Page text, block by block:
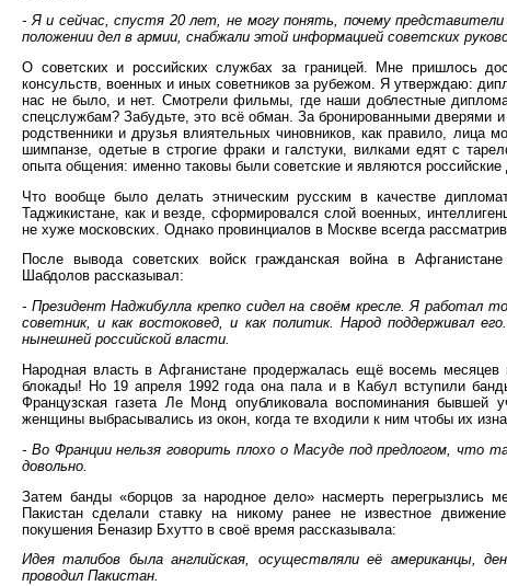
- Я и сейчас, спустя 20 лет, не могу понять, почему
положении дел в армии, снабжали этой информацией советских
О советских и российских службах за границей. Мне пришлось
консульств, военных и иных советников за рубежом. Я утверждаю:
нас не было, и нет. Смотрели фильмы, где наши доблестные
спецслужбам? Забудьте, это всё обман. За бронированными дверями
родственники и друзья влиятельных чиновников, как правило, лица
шимпанзе, одетые в строгие фраки и галстуки, вилками едят с
опыта общения: именно таковы были советские и являются российские
Что вообще было делать этническим русским в качестве
Таджикистане, как и везде, сформировался слой военных,
не хуже московских. Однако провинциалов в Москве всегда
После вывода советских войск гражданская война в
Шабдолов рассказывал:
- Президент Наджибулла крепко сидел на своём кресле. Я работал
советник, и как востоковед, и как политик. Народ поддерживал
нынешней российской власти.
Народная власть в Афганистане продержалась ещё восемь
блокады! Но 19 апреля 1992 года она пала и в Кабул вступили
Французская газета Ле Монд опубликовала воспоминания бывшей
женщины выбрасывались из окон, когда те входили к ним чтобы их
- Во Франции нельзя говорить плохо о Масуде под предлогом, что
довольно.
Затем банды «борцов за народное дело» насмерть
Пакистан сделали ставку на никому ранее не известное
покушения Беназир Бхутто в своё время рассказывала:
Идея талибов была английская, осуществляли её американцы,
проводил Пакистан.